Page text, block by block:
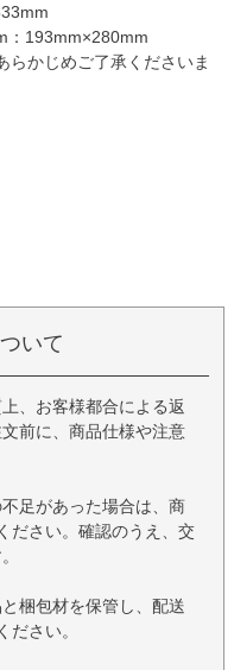
：193mm×280mm
かじめご了承くださいま
いて
、お客様都合による返
前に、商品仕様や注意
足があった場合は、商
ださい。確認のうえ、交
梱包材を保管し、配送
さい。